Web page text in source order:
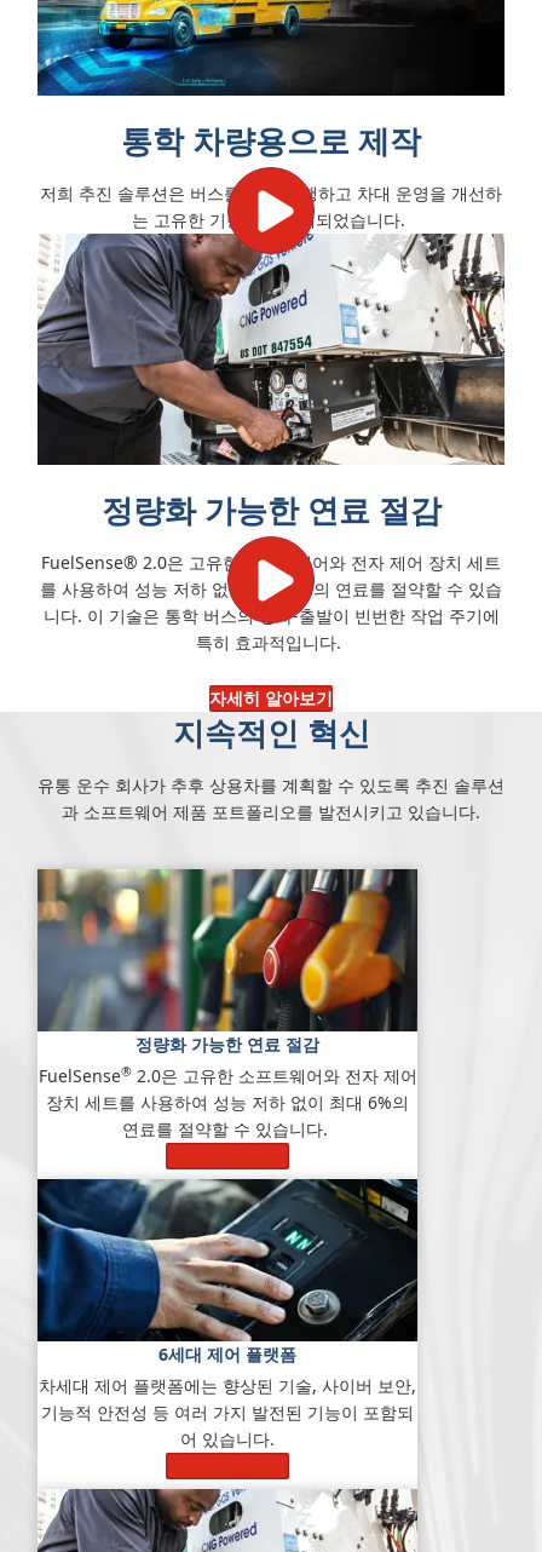
통학 차량용으로 제작
저희 추진 솔루션은 버스를 계속 운행하고 차대 운영을 개선하
는 고유한 기능으로 설계되었습니다.
정량화 가능한 연료 절감
FuelSense® 2.0은 고유한 소프트웨어와 전자 제어 장치 세트
를 사용하여 성능 저하 없이 최대 6%의 연료를 절약할 수 있습
니다. 이 기술은 통학 버스의 정차-출발이 빈번한 작업 주기에
특히 효과적입니다.
자세히 알아보기
지속적인 혁신
유통 운수 회사가 추후 상용차를 계획할 수 있도록 추진 솔루션
과 소프트웨어 제품 포트폴리오를 발전시키고 있습니다.
정량화 가능한 연료 절감
FuelSense®2.0은 고유한 소프트웨어와 전자 제어
장치 세트를 사용하여 성능 저하 없이 최대 6%의
연료를 절약할 수 있습니다.
6세대 제어 플랫폼
차세대 제어 플랫폼에는 향상된 기술, 사이버 보안,
기능적 안전성 등 여러 가지 발전된 기능이 포함되
어 있습니다.